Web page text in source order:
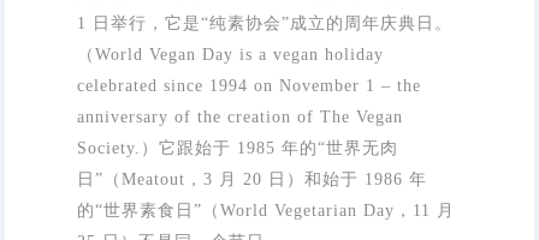
1 日举行，它是“纯素协会”成立的周年庆典日。
（World Vegan Day is a vegan holiday
celebrated since 1994 on November 1 – the
anniversary of the creation of The Vegan
Society.）它跟始于 1985 年的“世界无肉
日”（Meatout，3 月 20 日）和始于 1986 年
的“世界素食日”（World Vegetarian Day，11 月